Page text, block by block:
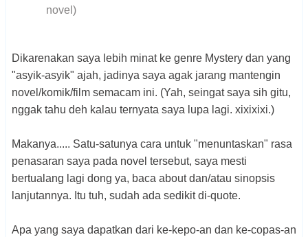
novel)
Dikarenakan saya lebih minat ke genre Mystery dan yang
"asyik-asyik" ajah, jadinya saya agak jarang mantengin
novel/komik/film semacam ini. (Yah, seingat saya sih gitu,
nggak tahu deh kalau ternyata saya lupa lagi. xixixixi.)
Makanya..... Satu-satunya cara untuk "menuntaskan" rasa
penasaran saya pada novel tersebut, saya mesti
bertualang lagi dong ya, baca about dan/atau sinopsis
lanjutannya. Itu tuh, sudah ada sedikit di-quote.
Apa yang saya dapatkan dari ke-kepo-an dan ke-copas-an